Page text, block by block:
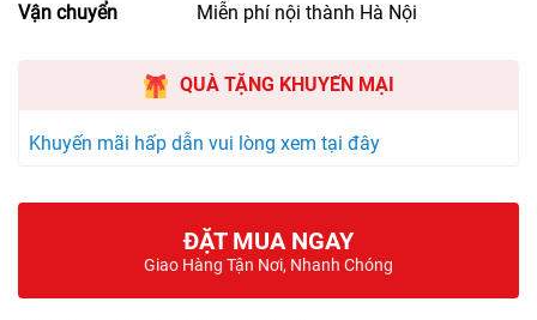
Vận chuyển
Miễn phí nội thành Hà Nội
QUÀ TẶNG KHUYẾN MẠI
Khuyến mãi hấp dẫn vui lòng xem tại đây
ĐẶT MUA NGAY
Giao Hàng Tận Nơi, Nhanh Chóng